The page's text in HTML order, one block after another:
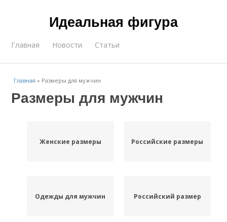
Идеальная фигура
Главная Новости Статьи
Главная » Размеры для мужчин
Размеры для мужчин
Женские размеры Российские размеры
Одежды для мужчин Российский размер